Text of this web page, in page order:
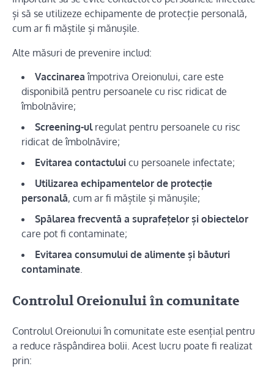
și să se utilizeze echipamente de protecție personală,
cum ar fi măștile și mănușile.
Alte măsuri de prevenire includ:
Vaccinarea împotriva Oreionului, care este
disponibilă pentru persoanele cu risc ridicat de
îmbolnăvire;
Screening-ulregulat pentru persoanele cu risc
ridicat de îmbolnăvire;
Evitarea contactului cu persoanele infectate;
Utilizarea echipamentelor de protecție
personală, cum ar fi măștile și mănușile;
Spălarea frecventă a suprafețelor și obiectelor
care pot fi contaminate;
Evitarea consumului de alimente și băuturi
contaminate
Controlul Oreionului în comunitate
Controlul Oreionului în comunitate este esențial pentru
a reduce răspândirea bolii. Acest lucru poate fi realizat
prin: